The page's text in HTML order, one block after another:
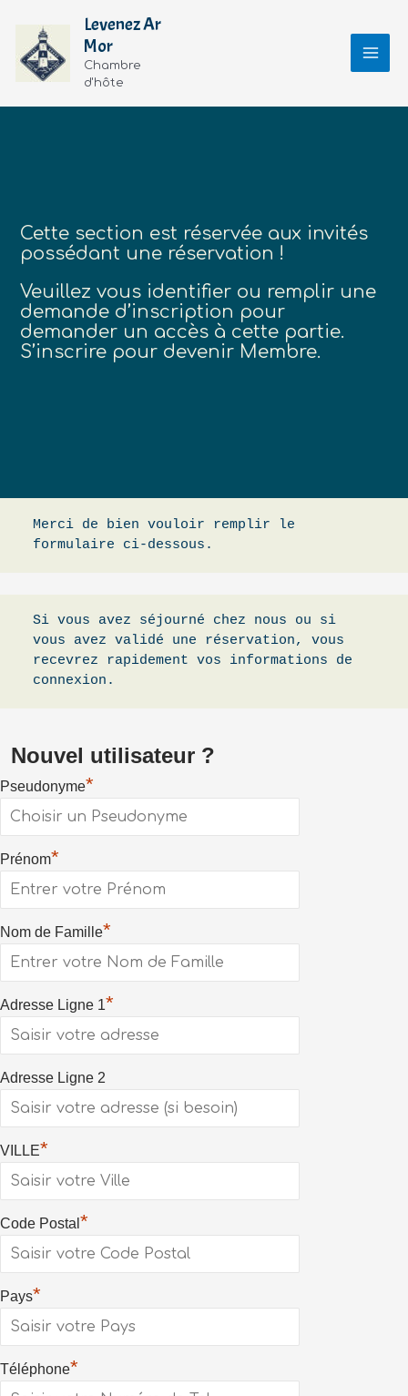
contenu
Levenez Ar
Mor
Chambre
d'hôte
Cette section est réservée aux invités
possédant une réservation !
Veuillez vous identifier ou remplir une
demande d’inscription pour
demander un accès à cette partie.
S’inscrire pour devenir Membre.
Merci de bien vouloir remplir le
formulaire ci-dessous.
Si vous avez séjourné chez nous ou si
vous avez validé une réservation, vous
recevrez rapidement vos informations de
connexion.
Nouvel utilisateur ?
Pseudonyme*
Prénom*
Nom de Famille*
Adresse Ligne 1*
Adresse Ligne 2
VILLE*
Code Postal *
Pays*
Téléphone*